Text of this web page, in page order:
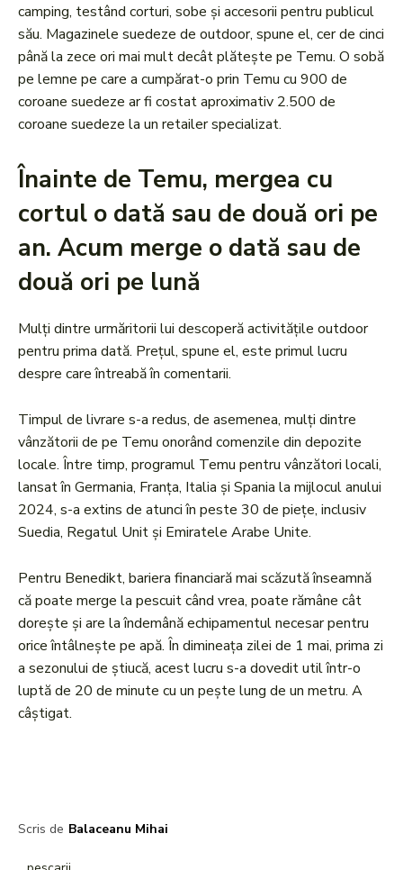
camping, testând corturi, sobe și accesorii pentru publicul
său. Magazinele suedeze de outdoor, spune el, cer de cinci
până la zece ori mai mult decât plătește pe Temu. O sobă
pe lemne pe care a cumpărat-o prin Temu cu 900 de
coroane suedeze ar fi costat aproximativ 2.500 de
coroane suedeze la un retailer specializat.
Înainte de Temu, mergea cu
cortul o dată sau de două ori pe
an. Acum merge o dată sau de
două ori pe lună
Mulți dintre urmăritorii lui descoperă activitățile outdoor
pentru prima dată. Prețul, spune el, este primul lucru
despre care întreabă în comentarii.
Timpul de livrare s-a redus, de asemenea, mulți dintre
vânzătorii de pe Temu onorând comenzile din depozite
locale. Între timp, programul Temu pentru vânzători locali,
lansat în Germania, Franța, Italia și Spania la mijlocul anului
2024, s-a extins de atunci în peste 30 de piețe, inclusiv
Suedia, Regatul Unit și Emiratele Arabe Unite.
Pentru Benedikt, bariera financiară mai scăzută înseamnă
că poate merge la pescuit când vrea, poate rămâne cât
dorește și are la îndemână echipamentul necesar pentru
orice întâlnește pe apă. În dimineața zilei de 1 mai, prima zi
a sezonului de știucă, acest lucru s-a dovedit util într-o
luptă de 20 de minute cu un pește lung de un metru. A
câștigat.
Scris de Balaceanu Mihai